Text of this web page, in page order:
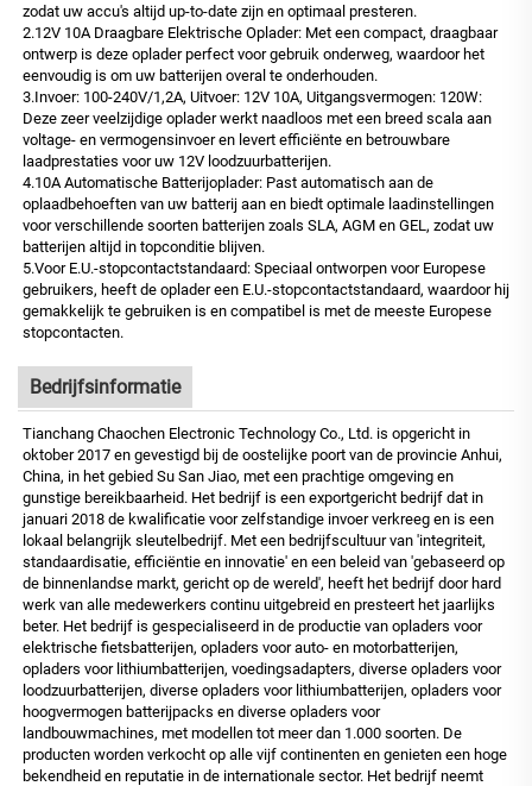
zodat uw accu's altijd up-to-date zijn en optimaal presteren.
2.12V 10A Draagbare Elektrische Oplader: Met een compact, draagbaar
ontwerp is deze oplader perfect voor gebruik onderweg, waardoor het
eenvoudig is om uw batterijen overal te onderhouden.
3.Invoer: 100-240V/1,2A, Uitvoer: 12V 10A, Uitgangsvermogen: 120W:
Deze zeer veelzijdige oplader werkt naadloos met een breed scala aan
voltage- en vermogensinvoer en levert efficiënte en betrouwbare
laadprestaties voor uw 12V loodzuurbatterijen.
4.10A Automatische Batterijoplader: Past automatisch aan de
oplaadbehoeften van uw batterij aan en biedt optimale laadinstellingen
voor verschillende soorten batterijen zoals SLA, AGM en GEL, zodat uw
batterijen altijd in topconditie blijven.
5.Voor E.U.-stopcontactstandaard: Speciaal ontworpen voor Europese
gebruikers, heeft de oplader een E.U.-stopcontactstandaard, waardoor hij
gemakkelijk te gebruiken is en compatibel is met de meeste Europese
stopcontacten.
Bedrijfsinformatie
Tianchang Chaochen Electronic Technology Co., Ltd. is opgericht in
oktober 2017 en gevestigd bij de oostelijke poort van de provincie Anhui,
China, in het gebied Su San Jiao, met een prachtige omgeving en
gunstige bereikbaarheid. Het bedrijf is een exportgericht bedrijf dat in
januari 2018 de kwalificatie voor zelfstandige invoer verkreeg en is een
lokaal belangrijk sleutelbedrijf. Met een bedrijfscultuur van 'integriteit,
standaardisatie, efficiëntie en innovatie' en een beleid van 'gebaseerd op
de binnenlandse markt, gericht op de wereld', heeft het bedrijf door hard
werk van alle medewerkers continu uitgebreid en presteert het jaarlijks
beter. Het bedrijf is gespecialiseerd in de productie van opladers voor
elektrische fietsbatterijen, opladers voor auto- en motorbatterijen,
opladers voor lithiumbatterijen, voedingsadapters, diverse opladers voor
loodzuurbatterijen, diverse opladers voor lithiumbatterijen, opladers voor
hoogvermogen batterijpacks en diverse opladers voor
landbouwmachines, met modellen tot meer dan 1.000 soorten. De
producten worden verkocht op alle vijf continenten en genieten een hoge
bekendheid en reputatie in de internationale sector. Het bedrijf neemt